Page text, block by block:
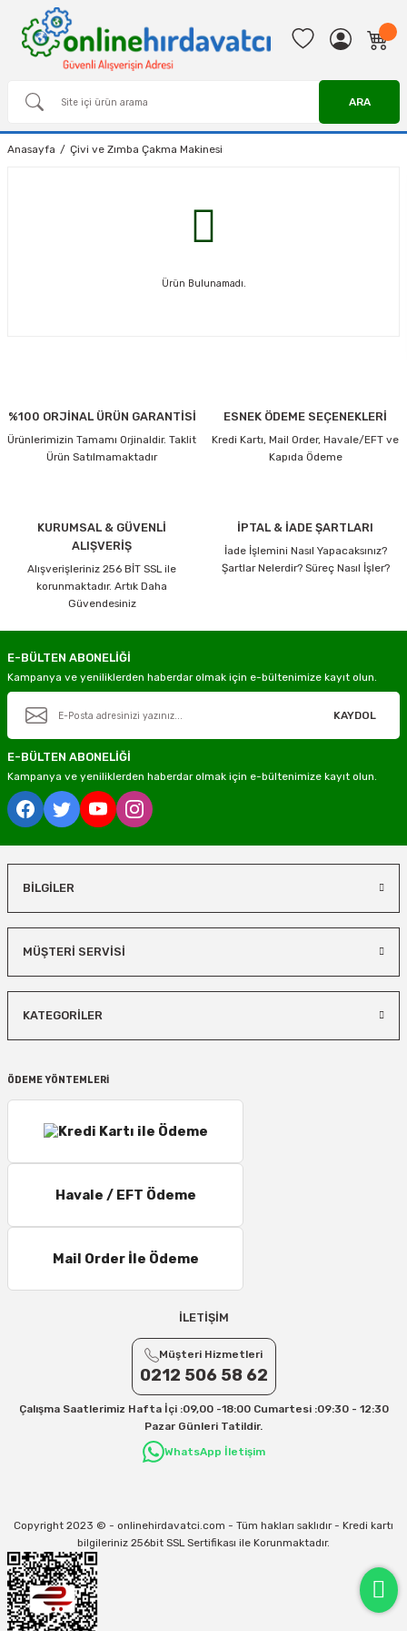
ARA
Anasayfa Çivi ve Zımba Çakma Makinesi
Ürün Bulunamadı.
%100 ORJİNAL ÜRÜN GARANTİSİ
Ürünlerimizin Tamamı Orjinaldir. Taklit
Ürün Satılmamaktadır
ESNEK ÖDEME SEÇENEKLERİ
Kredi Kartı, Mail Order, Havale/EFT ve
Kapıda Ödeme
KURUMSAL & GÜVENLİ
ALIŞVERİŞ
Alışverişleriniz 256 BİT SSL ile
korunmaktadır. Artık Daha
Güvendesiniz
İPTAL & İADE ŞARTLARI
İade İşlemini Nasıl Yapacaksınız?
Şartlar Nelerdir? Süreç Nasıl İşler?
E-BÜLTEN ABONELİĞİ
Kampanya ve yeniliklerden haberdar olmak için e-bültenimize kayıt olun.
KAYDOL
E-BÜLTEN ABONELİĞİ
Kampanya ve yeniliklerden haberdar olmak için e-bültenimize kayıt olun.
BİLGİLER
MÜŞTERİ SERVİSİ
KATEGORİLER
ÖDEME YÖNTEMLERİ
Havale / EFT Ödeme
Mail Order İle Ödeme
İLETİŞİM
Müşteri Hizmetleri
0212 506 58 62
Çalışma Saatlerimiz Hafta İçi :09,00 -18:00 Cumartesi :09:30 - 12:30
Pazar Günleri Tatildir.
WhatsApp İletişim
Copyright 2023 © - onlinehirdavatci.com - Tüm hakları saklıdır - Kredi kartı
bilgileriniz 256bit SSL Sertifikası ile Korunmaktadır.